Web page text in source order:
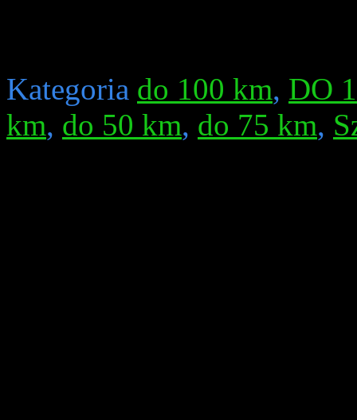
Kategoria do 100 km, DO
km, do 50 km, do 75 km,